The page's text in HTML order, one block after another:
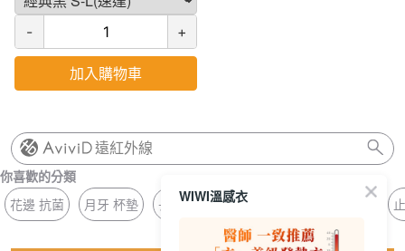
- +
加入購物車
遠紅外線
你喜歡的分類
花邊 抗菌
月牙 杯墊 長版 方領 壓條 著感
WIWI溫感衣